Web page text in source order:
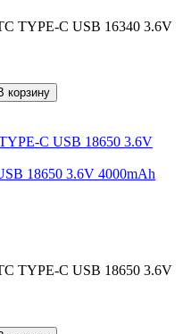
TYPE-C USB 16340 3.6V
корзину
18650 3.6V 4000mAh
TYPE-C USB 18650 3.6V